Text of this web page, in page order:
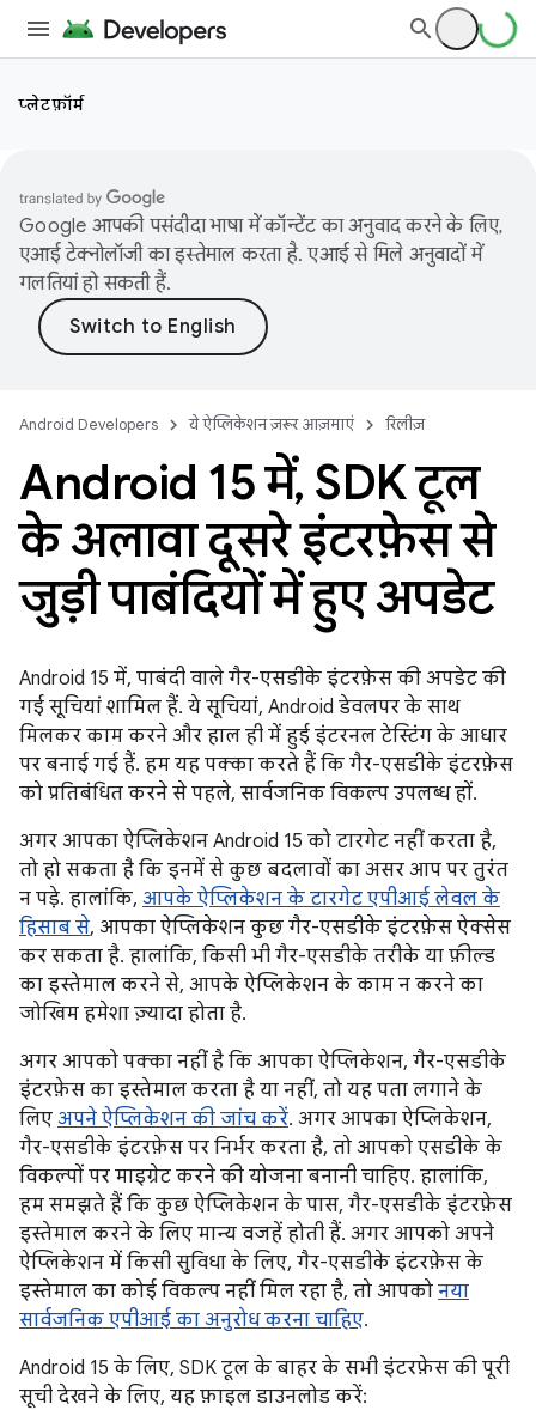
प्लेटफ़ॉर्म
Google आपकी पसंदीदा भाषा में कॉन्टेंट का अनुवाद करने के लिए,
एआई टेक्नोलॉजी का इस्तेमाल करता है. एआई से मिले अनुवादों में
गलतियां हो सकती हैं.
Android Developers ये ऐप्लिकेशन ज़रूर आज़माएं रिलीज़
Android 15 में, SDK टूल
के अलावा दूसरे इंटरफ़ेस से
जुड़ी पाबंदियों में हुए अपडेट
Android 15 में, पाबंदी वाले गैर-एसडीके इंटरफ़ेस की अपडेट की
गई सूचियां शामिल हैं. ये सूचियां, Android डेवलपर के साथ
मिलकर काम करने और हाल ही में हुई इंटरनल टेस्टिंग के आधार
पर बनाई गई हैं. हम यह पक्का करते हैं कि गैर-एसडीके इंटरफ़ेस
को प्रतिबंधित करने से पहले, सार्वजनिक विकल्प उपलब्ध हों.
अगर आपका ऐप्लिकेशन Android 15 को टारगेट नहीं करता है,
तो हो सकता है कि इनमें से कुछ बदलावों का असर आप पर तुरंत
न पड़े. हालांकि, आपके ऐप्लिकेशन के टारगेट एपीआई लेवल के
हिसाब से, आपका ऐप्लिकेशन कुछ गैर-एसडीके इंटरफ़ेस ऐक्सेस
कर सकता है. हालांकि, किसी भी गैर-एसडीके तरीके या फ़ील्ड
का इस्तेमाल करने से, आपके ऐप्लिकेशन के काम न करने का
जोखिम हमेशा ज़्यादा होता है.
अगर आपको पक्का नहीं है कि आपका ऐप्लिकेशन, गैर-एसडीके
इंटरफ़ेस का इस्तेमाल करता है या नहीं, तो यह पता लगाने के
लिए अपने ऐप्लिकेशन की जांच करें. अगर आपका ऐप्लिकेशन,
गैर-एसडीके इंटरफ़ेस पर निर्भर करता है, तो आपको एसडीके के
विकल्पों पर माइग्रेट करने की योजना बनानी चाहिए. हालांकि,
हम समझते हैं कि कुछ ऐप्लिकेशन के पास, गैर-एसडीके इंटरफ़ेस
इस्तेमाल करने के लिए मान्य वजहें होती हैं. अगर आपको अपने
ऐप्लिकेशन में किसी सुविधा के लिए, गैर-एसडीके इंटरफ़ेस के
इस्तेमाल का कोई विकल्प नहीं मिल रहा है, तो आपको नया
सार्वजनिक एपीआई का अनुरोध करना चाहिए.
Android 15 के लिए, SDK टूल के बाहर के सभी इंटरफ़ेस की पूरी
सूची देखने के लिए, यह फ़ाइल डाउनलोड करें: